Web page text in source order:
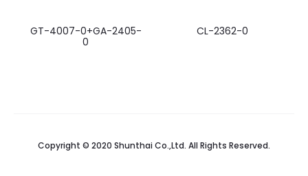
GT-4007-0+GA-2405-
0
CL-2362-0
Copyright © 2020 Shunthai Co.,Ltd. All Rights Reserved.